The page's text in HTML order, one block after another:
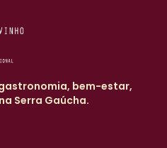
bem-estar,
Serra Gaúcha.